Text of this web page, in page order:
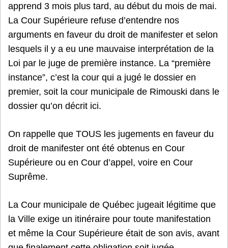
apprend 3 mois plus tard, au début du mois de mai.
La Cour Supérieure refuse d’entendre nos
arguments en faveur du droit de manifester et selon
lesquels il y a eu une mauvaise interprétation de la
Loi par le juge de première instance. La “première
instance”, c’est la cour qui a jugé le dossier en
premier, soit la cour municipale de Rimouski dans le
dossier qu’on décrit ici.
On rappelle que TOUS les jugements en faveur du
droit de manifester ont été obtenus en Cour
Supérieure ou en Cour d’appel, voire en Cour
Suprême.
La Cour municipale de Québec jugeait légitime que
la Ville exige un itinéraire pour toute manifestation
et même la Cour Supérieure était de son avis, avant